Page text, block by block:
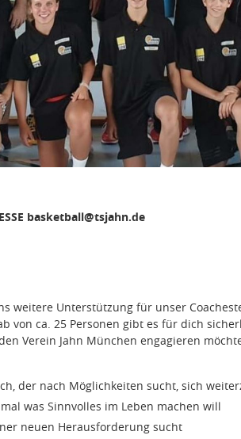
basketball@tsjahn.de
weitere Unterstützung für unser
von ca. 25 Personen gibt es für dich
Verein Jahn München engagieren
der nach Möglichkeiten sucht, sich
was Sinnvolles im Leben machen will
neuen Herausforderung sucht